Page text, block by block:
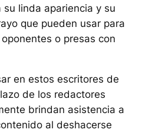
linda apariencia y su
que pueden usar para
o presas con
en estos escritores de
de los redactores
brindan asistencia a
al deshacerse